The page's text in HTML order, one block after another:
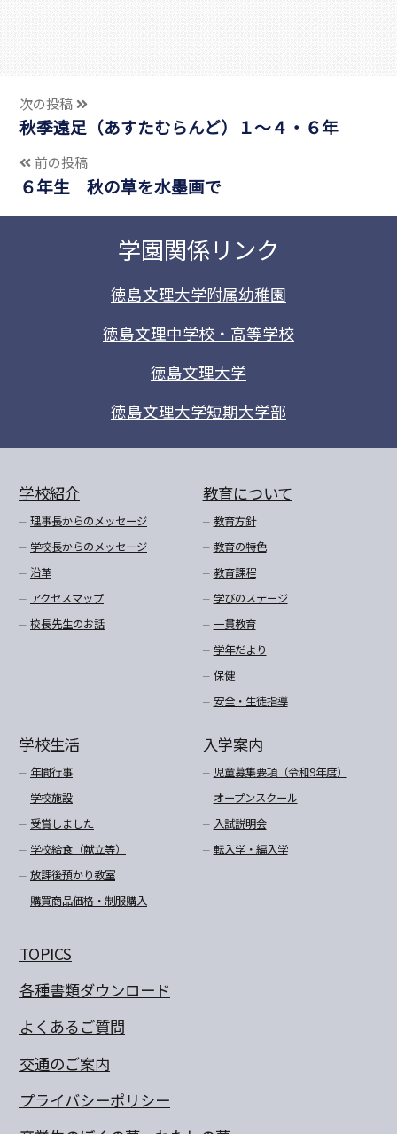
次の投稿
秋季遠足（あすたむらんど）１～４・６年
前の投稿
６年生 秋の草を水墨画で
学園関係リンク
徳島文理大学附属幼稚園
徳島文理中学校・高等学校
徳島文理大学
徳島文理大学短期大学部
学校紹介
理事長からのメッセージ
学校長からのメッセージ
沿革
アクセスマップ
校長先生のお話
教育について
教育方針
教育の特色
教育課程
学びのステージ
一貫教育
学年だより
保健
安全・生徒指導
学校生活
年間行事
学校施設
受賞しました
学校給食（献立等）
放課後預かり教室
購買商品価格・制服購入
入学案内
児童募集要項（令和9年度）
オープンスクール
入試説明会
転入学・編入学
TOPICS
各種書類ダウンロード
よくあるご質問
交通のご案内
プライバシーポリシー